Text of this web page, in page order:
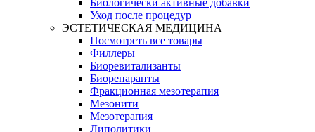
Биологически активные добавки
Уход после процедур
ЭСТЕТИЧЕСКАЯ МЕДИЦИНА
Посмотреть все товары
Филлеры
Биоревитализанты
Биорепаранты
Фракционная мезотерапия
Мезонити
Мезотерапия
Липолитики